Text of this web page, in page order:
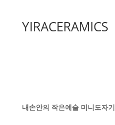
YIRACERAMICS
내손안의 작은예술 미니도자기